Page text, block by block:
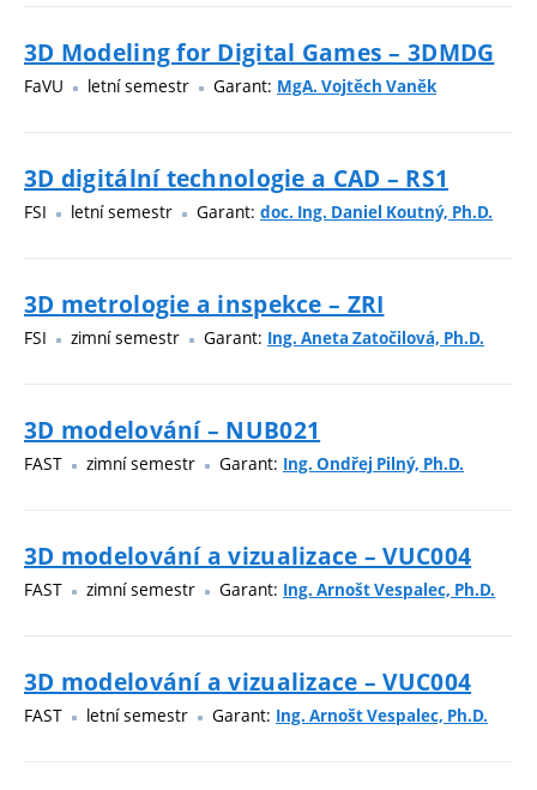
3D Modeling for Digital Games – 3DMDG
FaVU letní semestr Garant: MgA. Vojtěch Vaněk
3D digitální technologie a CAD – RS1
FSI letní semestr Garant: doc. Ing. Daniel Koutný, Ph.D.
3D metrologie a inspekce – ZRI
FSI zimní semestr Garant: Ing. Aneta Zatočilová, Ph.D.
3D modelování – NUB021
FAST zimní semestr Garant: Ing. Ondřej Pilný, Ph.D.
3D modelování a vizualizace – VUC004
FAST zimní semestr Garant: Ing. Arnošt Vespalec, Ph.D.
3D modelování a vizualizace – VUC004
FAST letní semestr Garant: Ing. Arnošt Vespalec, Ph.D.